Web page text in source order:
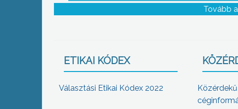
Tovább
ETIKAI KÓDEX
Választási Etikai Kódex 2022